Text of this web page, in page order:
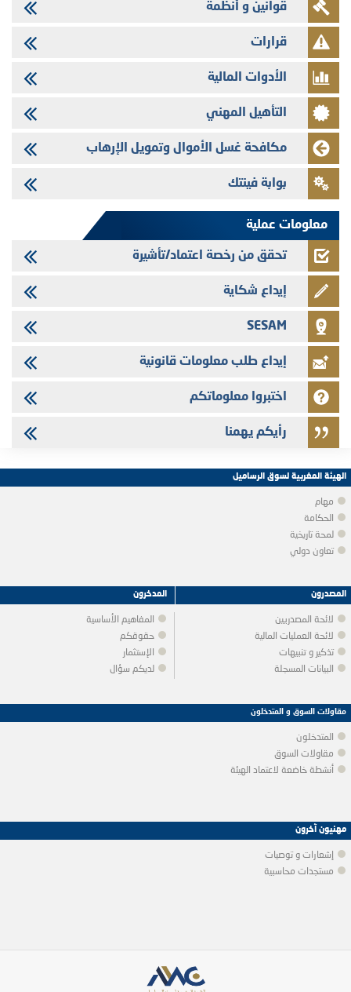
29/07/2026
تنشر الهيئة المغربية لسوق الرساميل العدد الرابع عشر من مجلة سوق الرساميل
28/07/2026
Med Paper - تجاوز حد المساهمة 5%
24/07/2026
سندات شركات التمويل
24/07/2026
Jaida - التحيين السنوي لملف المعلومات المتعلق ببرنامج إصدار سندات
قوانين و أنظمة
قرارات
الأدوات المالية
التأهيل المهني
مكافحة غسل الأموال وتمويل الإرهاب
بوابة فينتك
معلومات عملية
تحقق من رخصة اعتماد/تأشيرة
إيداع شكاية
SESAM
إيداع طلب معلومات قانونية
اختبروا معلوماتكم
رأيكم يهمنا
الهيئة المغربية لسوق الرساميل
مهام
الحكامة
لمحة تاريخية
تعاون دولي
المدخرون
المفاهيم الأساسية
حقوقكم
الإستثمار
لديكم سؤال
المصدرون
لائحة المصدريين
لائحة العمليات المالية
تذكير و تنبيهات
البيانات المسجلة
مقاولات السوق و المتدخلون
المتدخلون
مقاولات السوق
أنشطة خاضعة لاعتماد الهيئة
مهنيون آخرون
إشعارات و توصيات
مستجدات محاسبية